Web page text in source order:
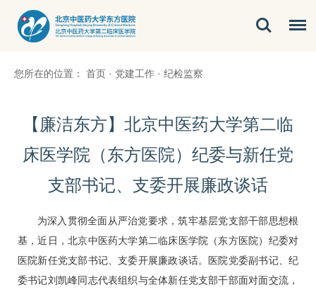
您所在的位置： 首页 · 党建工作 · 纪检监察
【廉洁东方】北京中医药大学第二临
床医学院（东方医院）纪委与新任党
支部书记、支委开展廉政谈话
为深入贯彻全面从严治党要求，筑牢基层党支部干部思想根
基，近日，北京中医药大学第二临床医学院（东方医院）纪委对
医院新任党支部书记、支委开展廉政谈话。医院党委副书记、纪
委书记刘凯峰同志代表组织与全体新任党支部干部面对面交流，